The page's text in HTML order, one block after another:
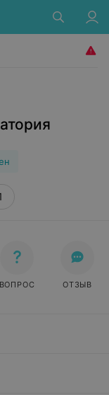
ВОПРОС ОТЗЫВ